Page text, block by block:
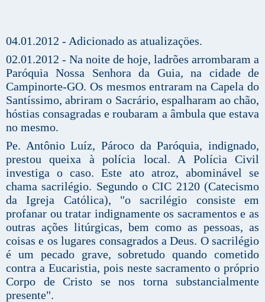
04.01.2012 - Adicionado as atualizaçöes.
02.01.2012 - Na noite de hoje, ladrões arrombaram a
Paróquia Nossa Senhora da Guia, na cidade de
Campinorte-GO. Os mesmos entraram na Capela do
Santíssimo, abriram o Sacrário, espalharam ao chão,
hóstias consagradas e roubaram a âmbula que estava
no mesmo.
Pe. Antônio Luíz, Pároco da Paróquia, indignado,
prestou queixa à polícia local. A Polícia Civil
investiga o caso. Este ato atroz, abominável se
chama sacrilégio. Segundo o CIC 2120 (Catecismo
da Igreja Católica), "o sacrilégio consiste em
profanar ou tratar indignamente os sacramentos e as
outras ações litúrgicas, bem como as pessoas, as
coisas e os lugares consagrados a Deus. O sacrilégio
é um pecado grave, sobretudo quando cometido
contra a Eucaristia, pois neste sacramento o próprio
Corpo de Cristo se nos torna substancialmente
presente".